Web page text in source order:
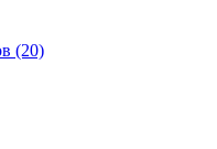
(20)